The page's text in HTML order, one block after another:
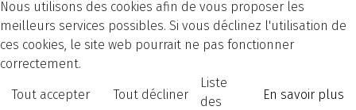
Nous utilisons des cookies afin de vous proposer les
meilleurs services possibles. Si vous déclinez l'utilisation de
ces cookies, le site web pourrait ne pas fonctionner
correctement.
Tout accepter Tout décliner En savoir plus
Liste
des